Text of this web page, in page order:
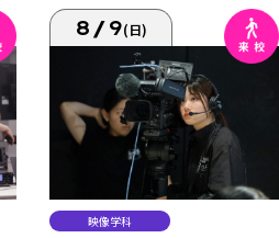
8/9(日)
映像学科